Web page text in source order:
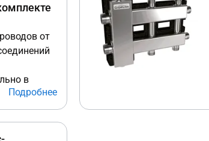
от
в
стене.
по
стене
Подробнее